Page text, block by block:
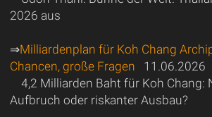
2026 aus
⇒Milliardenplan für Koh Chang
Chancen, große Fragen 11.06.2026
4,2 Milliarden Baht für Koh Chang:
Aufbruch oder riskanter Ausbau?